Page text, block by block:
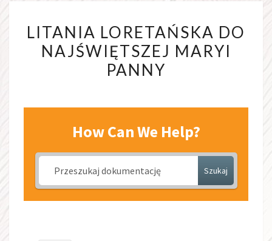
W
LORETAŃSKA
DO
NAJŚWIĘTSZEJ
LITANIA LORETAŃSKA DO
NAJŚWIĘTSZEJ MARYI
PANNY
How Can We Help?
Szukaj